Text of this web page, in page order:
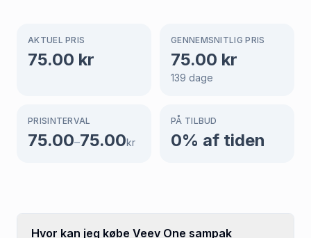
AKTUEL PRIS
75.00 kr
GENNEMSNITLIG PRIS
75.00 kr
139 dage
PRISINTERVAL
75.00–75.00kr
PÅ TILBUD
0% af tiden
Hvor kan jeg købe Veev One sampak